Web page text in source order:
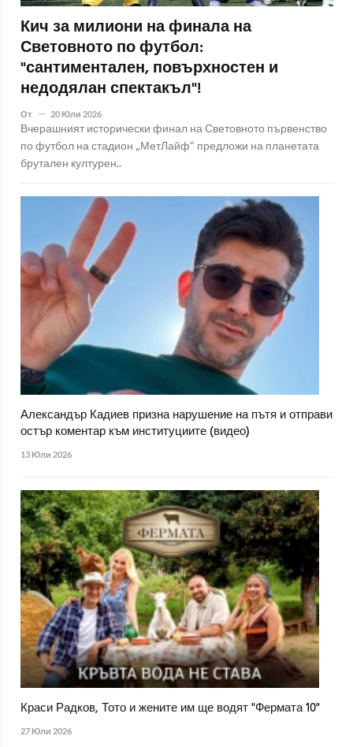
Кич за милиони на финала на
Световното по футбол:
"сантиментален, повърхностен и
недодялан спектакъл"!
От 20 Юли 2026
Вчерашният исторически финал на Световното първенство
по футбол на стадион „МетЛайф“ предложи на планетата
брутален културен..
Александър Кадиев призна нарушение на пътя и отправи
остър коментар към институциите (видео)
13 Юли 2026
Краси Радков, Тото и жените им ще водят "Фермата 10"
27 Юли 2026